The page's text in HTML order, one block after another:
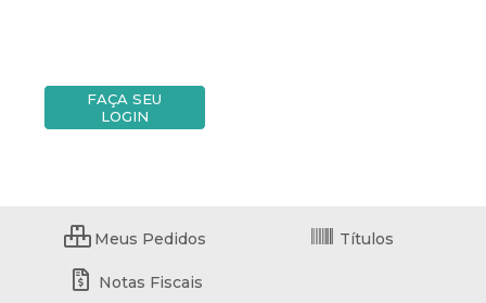
FAÇA SEU
LOGIN
Meus Pedidos Títulos
Notas Fiscais